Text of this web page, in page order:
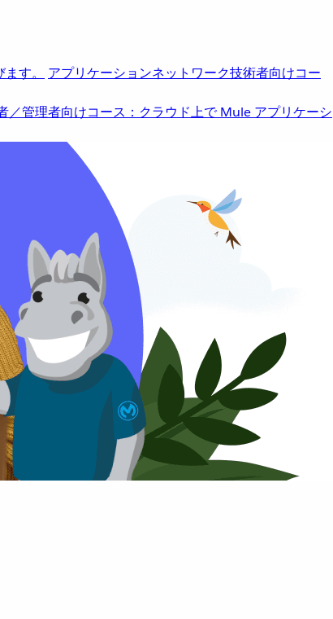
す。 アプリケーションネットワーク技術者向けコー
／管理者向けコース：クラウド上で Mule アプリケーシ